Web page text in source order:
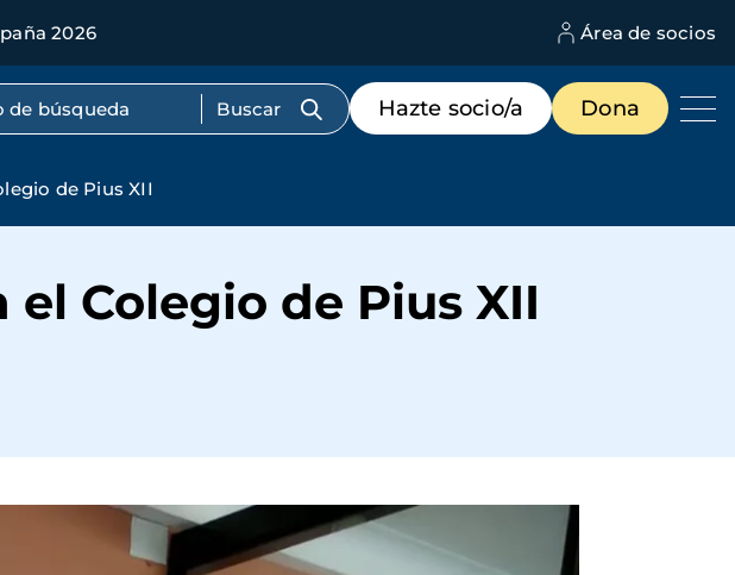
2026 Área de socios
completo
Menú
de
destacados
Hazte socio/a Dona
de Pius XII
Colegio de Pius XII